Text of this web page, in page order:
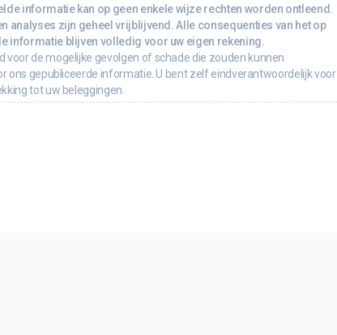
informatie kan op geen enkele wijze rechten worden ontleend.
analyses zijn geheel vrijblijvend. Alle consequenties van het op
informatie blijven volledig voor uw eigen rekening.
voor de mogelijke gevolgen of schade die zouden kunnen
ons gepubliceerde informatie. U bent zelf eindverantwoordelijk voor
tot uw beleggingen.